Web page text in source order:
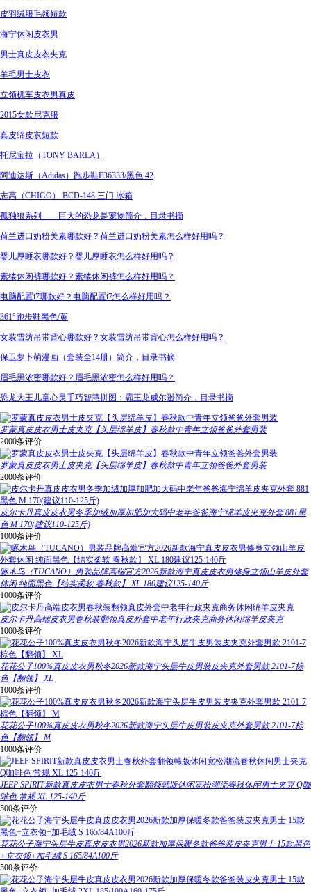
皮羽绒服毛领短款
海宁休闲皮衣男
男士真皮皮衣夹克
羊毛男士皮衣
立领机车皮衣男真皮
2015女款尼克服
真皮绵皮衣短款
托尼宝拉（TONY BARLA）
阿迪达斯（Adidas）跑步鞋F36333/黑色 42
志高（CHIGO） BCD-148 三门 冰箱
孤独狼系列——巨大的恐龙是宠物简介，目录书摘
荷兰进口奶粉美素哪款好？荷兰进口奶粉美素怎么样好用吗？
婴儿厚睡衣哪款好？婴儿厚睡衣怎么样好用吗？
素缕休闲裤哪款好？素缕休闲裤怎么样好用吗？
电脑配置i7哪款好？电脑配置i7怎么样好用吗？
361°跑步鞋黑色/黄
女装雪纺吊带背心哪款好？女装雪纺吊带背心怎么样好用吗？
保卫萝卜萌漫画（套装全14册）简介，目录书摘
眉毛黑浓密哪款好？眉毛黑浓密怎么样好用吗？
恐龙大王儿童心灵手巧智慧拼图：霸王龙威尔逊简介，目录书摘
罗蒙真皮皮衣男士皮夹克【头层绵羊皮】春秋款中青年立领爸爸外套男装
2000条评价
罗蒙真皮皮衣男士皮夹克【头层绵羊皮】春秋款中青年立领爸爸外套男装
2000条评价
皮尔卡丹真皮皮衣男冬季加绒加厚加肥加大码中老年爸爸海宁绵羊皮夹克外套 881黑
色 M 170(建议110-125斤)
1000条评价
啄木鸟（TUCANO）男装品牌高端官方2026新款海宁真皮皮衣男修身立领山羊皮外套
休闲 纯面黑色【结实柔软 春秋款】 XL 180建议125-140斤
1000条评价
皮尔卡丹高端皮衣男春秋装翻领真皮外套中老年行政夹克商务休闲绵羊皮夹克
1000条评价
花花公子100%真皮皮衣男秋冬2026新款海宁头层牛皮男装皮夹克外套男款 2101-7棕
色【翻领】 XL
1000条评价
花花公子100%真皮皮衣男秋冬2026新款海宁头层牛皮男装皮夹克外套男款 2101-7棕
色【翻领】 M
1000条评价
JEEP SPIRIT新款真皮皮衣男士春秋外套翻领韩版休闲宽松潮流春秋休闲男士夹克 Q咖
啡色 常规 XL 125-140斤
500条评价
花花公子海宁头层牛皮真皮皮衣男2026新款加厚保暖冬款爸爸装皮夹克男士 15款黑色
+立衣领+加毛绒 S 165/84A100斤
500条评价